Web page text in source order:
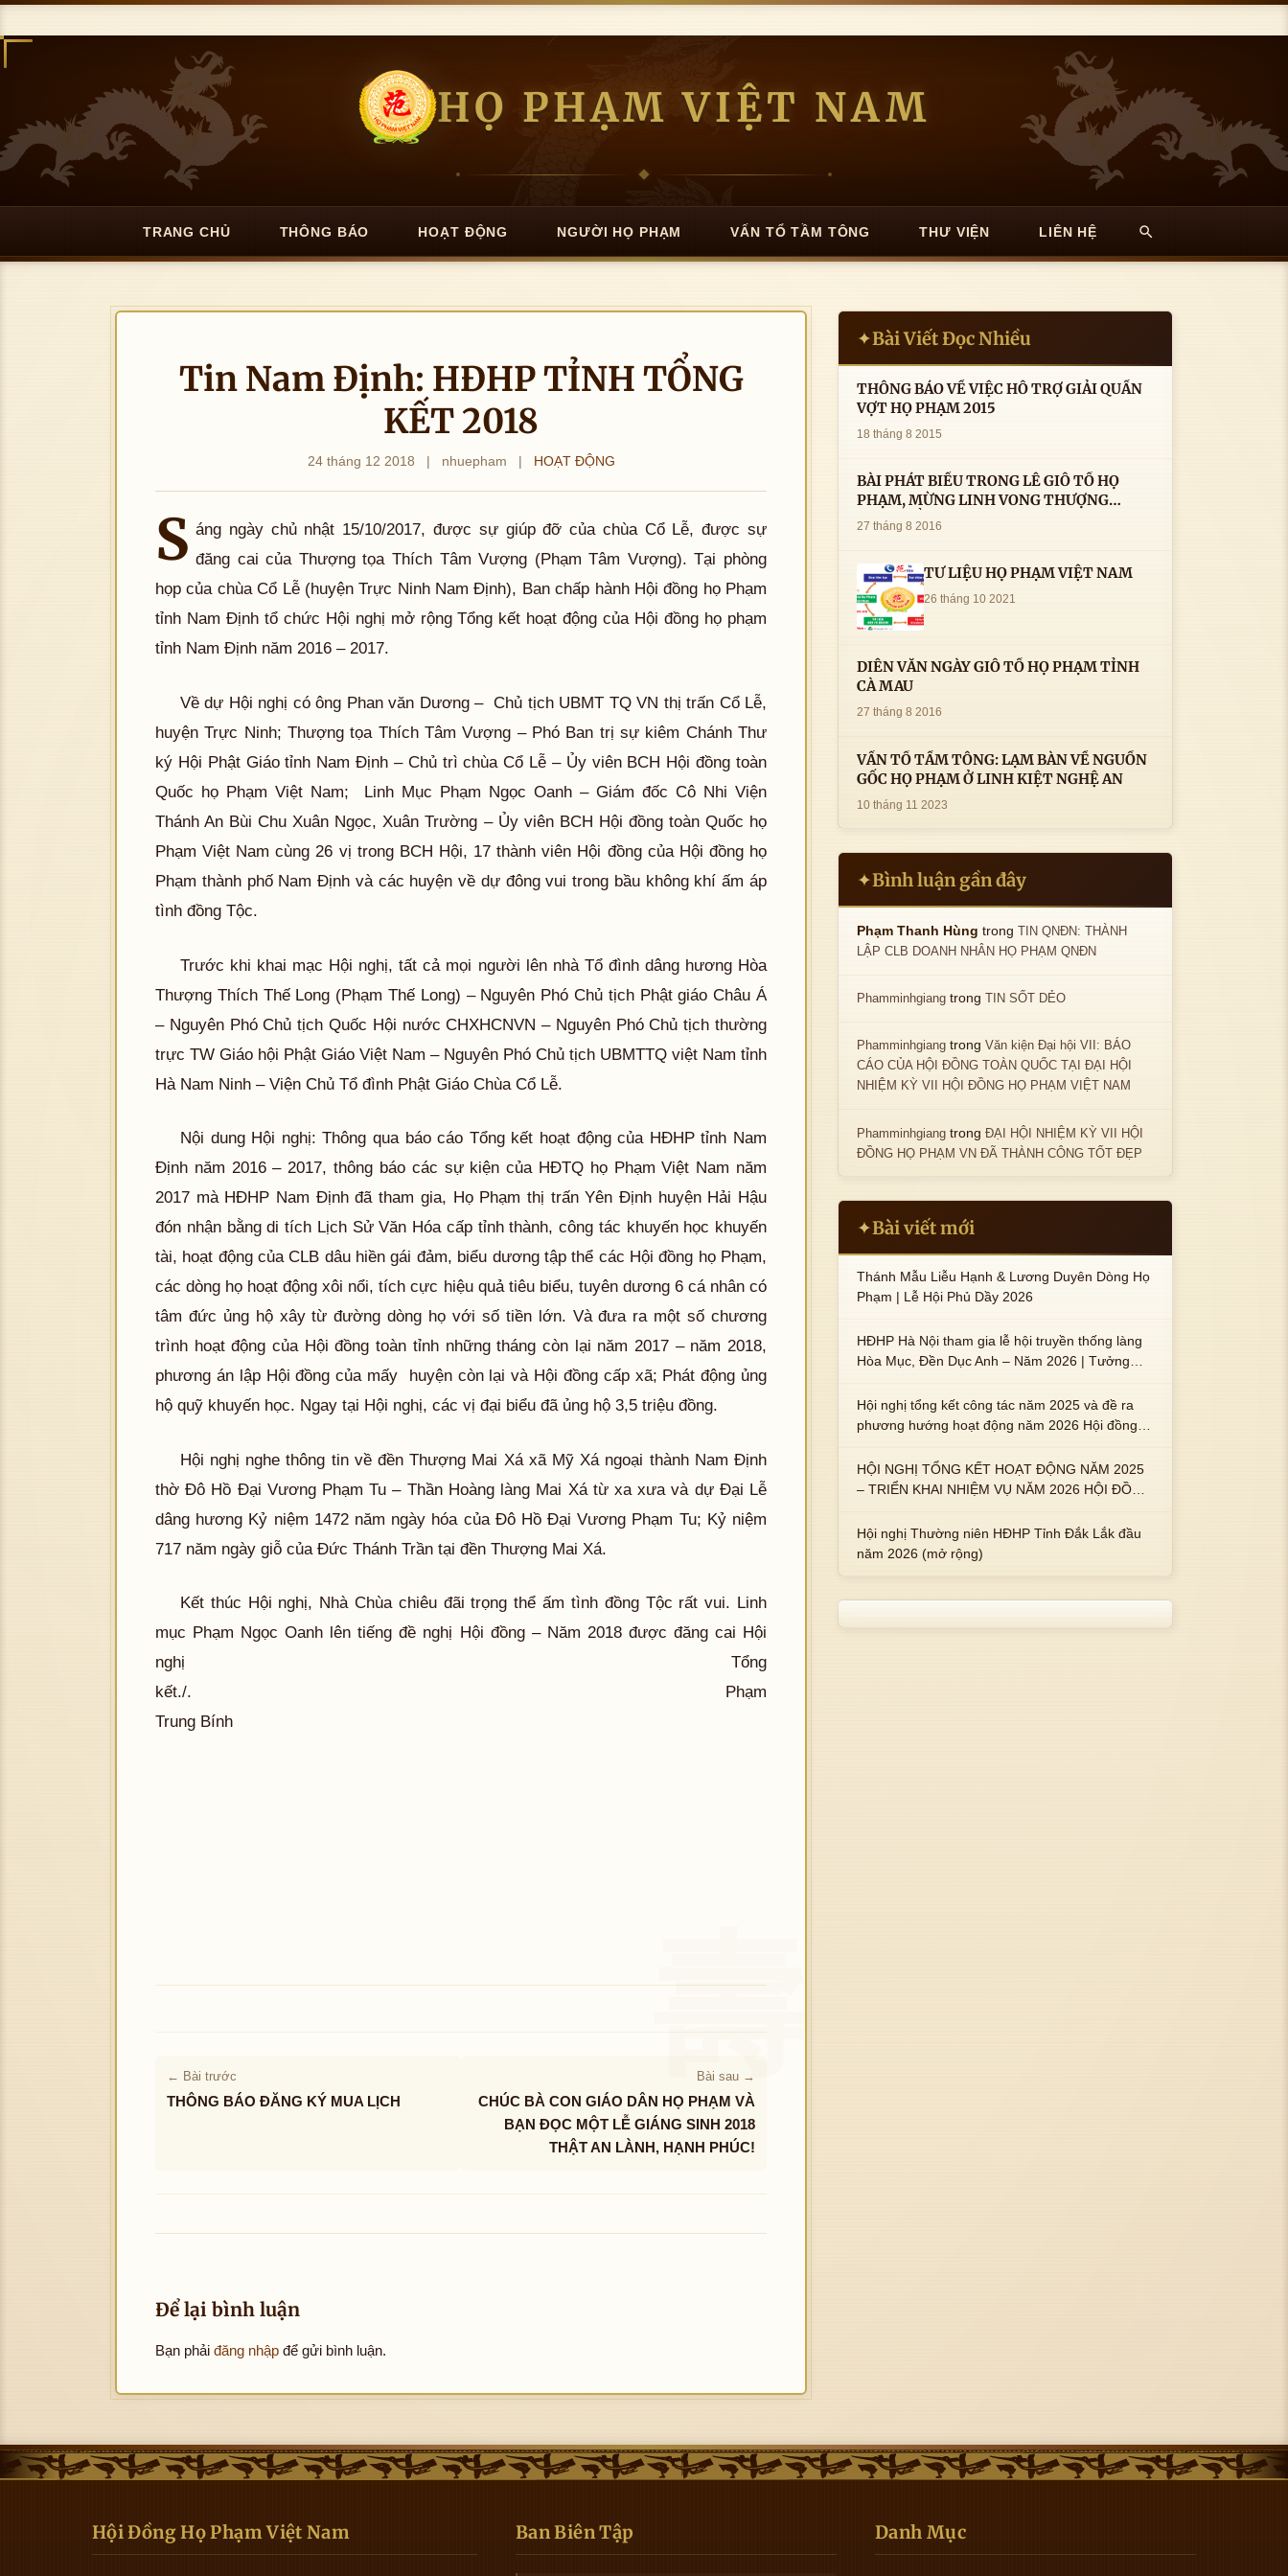
HỌ PHẠM VIỆT NAM
TRANG CHỦ THÔNG BÁO HOẠT ĐỘNG NGƯỜI HỌ PHẠM VẤN TỔ TẦM TÔNG THƯ VIỆN LIÊN HỆ
Tin Nam Định: HĐHP TỈNH TỔNG
KẾT 2018
24 tháng 12 2018 | nhuepham | HOẠT ĐỘNG
S áng ngày chủ nhật 15/10/2017, được sự giúp đỡ của chùa Cổ Lễ, được sự
đăng cai của Thượng tọa Thích Tâm Vượng (Phạm Tâm Vượng). Tại phòng
họp của chùa Cổ Lễ (huyện Trực Ninh Nam Định), Ban chấp hành Hội đồng họ Phạm
tỉnh Nam Định tổ chức Hội nghị mở rộng Tổng kết hoạt động của Hội đồng họ phạm
tỉnh Nam Định năm 2016 – 2017.
Về dự Hội nghị có ông Phan văn Dương – Chủ tịch UBMT TQ VN thị trấn Cổ Lễ,
huyện Trực Ninh; Thượng tọa Thích Tâm Vượng – Phó Ban trị sự kiêm Chánh Thư
ký Hội Phật Giáo tỉnh Nam Định – Chủ trì chùa Cổ Lễ – Ủy viên BCH Hội đồng toàn
Quốc họ Phạm Việt Nam; Linh Mục Phạm Ngọc Oanh – Giám đốc Cô Nhi Viện
Thánh An Bùi Chu Xuân Ngọc, Xuân Trường – Ủy viên BCH Hội đồng toàn Quốc họ
Phạm Việt Nam cùng 26 vị trong BCH Hội, 17 thành viên Hội đồng của Hội đồng họ
Phạm thành phố Nam Định và các huyện về dự đông vui trong bầu không khí ấm áp
tình đồng Tộc.
Trước khi khai mạc Hội nghị, tất cả mọi người lên nhà Tổ đình dâng hương Hòa
Thượng Thích Thế Long (Phạm Thế Long) – Nguyên Phó Chủ tịch Phật giáo Châu Á
– Nguyên Phó Chủ tịch Quốc Hội nước CHXHCNVN – Nguyên Phó Chủ tịch thường
trực TW Giáo hội Phật Giáo Việt Nam – Nguyên Phó Chủ tịch UBMTTQ việt Nam tỉnh
Hà Nam Ninh – Viện Chủ Tổ đình Phật Giáo Chùa Cổ Lễ.
Nội dung Hội nghị: Thông qua báo cáo Tổng kết hoạt động của HĐHP tỉnh Nam
Định năm 2016 – 2017, thông báo các sự kiện của HĐTQ họ Phạm Việt Nam năm
2017 mà HĐHP Nam Định đã tham gia, Họ Phạm thị trấn Yên Định huyện Hải Hậu
đón nhận bằng di tích Lịch Sử Văn Hóa cấp tỉnh thành, công tác khuyến học khuyến
tài, hoạt động của CLB dâu hiền gái đảm, biểu dương tập thể các Hội đồng họ Phạm,
các dòng họ hoạt động xôi nổi, tích cực hiệu quả tiêu biểu, tuyên dương 6 cá nhân có
tâm đức ủng hộ xây từ đường dòng họ với số tiền lớn. Và đưa ra một số chương
trình hoạt động của Hội đồng toàn tỉnh những tháng còn lại năm 2017 – năm 2018,
phương án lập Hội đồng của mấy huyện còn lại và Hội đồng cấp xã; Phát động ủng
hộ quỹ khuyến học. Ngay tại Hội nghị, các vị đại biểu đã ủng hộ 3,5 triệu đồng.
Hội nghị nghe thông tin về đền Thượng Mai Xá xã Mỹ Xá ngoại thành Nam Định
thờ Đô Hồ Đại Vương Phạm Tu – Thần Hoàng làng Mai Xá từ xa xưa và dự Đại Lễ
dâng hương Kỷ niệm 1472 năm ngày hóa của Đô Hồ Đại Vương Phạm Tu; Kỷ niệm
717 năm ngày giỗ của Đức Thánh Trần tại đền Thượng Mai Xá.
Kết thúc Hội nghị, Nhà Chùa chiêu đãi trọng thể ấm tình đồng Tộc rất vui. Linh
mục Phạm Ngọc Oanh lên tiếng đề nghị Hội đồng – Năm 2018 được đăng cai Hội
nghị Tổng
kết./. Phạm
Trung Bính
← Bài trước
THÔNG BÁO ĐĂNG KÝ MUA LỊCH
Bài sau →
CHÚC BÀ CON GIÁO DÂN HỌ PHẠM VÀ
BẠN ĐỌC MỘT LỄ GIÁNG SINH 2018
THẬT AN LÀNH, HẠNH PHÚC!
Để lại bình luận
Bạn phải đăng nhập để gửi bình luận.
✦Bài Viết Đọc Nhiều
THÔNG BÁO VỀ VIỆC HỖ TRỢ GIẢI QUẦN
VỢT HỌ PHẠM 2015
18 tháng 8 2015
BÀI PHÁT BIỂU TRONG LÊ GIỖ TỔ HỌ
PHẠM, MỪNG LINH VONG THƯỢNG
THỦY TỔ HỌ PHẠM AN VỊ TAI CÀ MAU- (
27 tháng 8 2016
TƯ LIỆU HỌ PHẠM VIỆT NAM
26 tháng 10 2021
DIỄN VĂN NGÀY GIỖ TỔ HỌ PHẠM TỈNH
CÀ MAU
27 tháng 8 2016
VẤN TỔ TẦM TÔNG: LẠM BÀN VỀ NGUỒN
GỐC HỌ PHẠM Ở LINH KIỆT NGHỆ AN
10 tháng 11 2023
✦Bình luận gần đây
Phạm Thanh Hùng trongTIN QNĐN: THÀNH
LẬP CLB DOANH NHÂN HỌ PHẠM QNĐN
Phamminhgiang trongTIN SỐT DẺO
Phamminhgiang trongVăn kiện Đại hội VII: BÁO
CÁO CỦA HỘI ĐỒNG TOÀN QUỐC TẠI ĐẠI HỘI
NHIỆM KỲ VII HỘI ĐỒNG HỌ PHẠM VIỆT NAM
Phamminhgiang trongĐẠI HỘI NHIỆM KỲ VII HỘI
ĐỒNG HỌ PHẠM VN ĐÃ THÀNH CÔNG TỐT ĐẸP
✦Bài viết mới
Thánh Mẫu Liễu Hạnh & Lương Duyên Dòng Họ
Phạm | Lễ Hội Phủ Dầy 2026
HĐHP Hà Nội tham gia lễ hội truyền thống làng
Hòa Mục, Đền Dục Anh – Năm 2026 | Tưởng
Phạm Thị Uyển và 2 em trai : ngài Phạm Huy,
Phạm Miện
Hội nghị tổng kết công tác năm 2025 và đề ra
phương hướng hoạt động năm 2026 Hội đồng
HỘI NGHỊ TỔNG KẾT HOẠT ĐỘNG NĂM 2025
– TRIỂN KHAI NHIỆM VỤ NĂM 2026 HỘI ĐỒNG
Hội nghị Thường niên HĐHP Tỉnh Đắk Lắk đầu
năm 2026 (mở rộng)
Hội Đồng Họ Phạm Việt Nam Ban Biên Tập Danh Mục